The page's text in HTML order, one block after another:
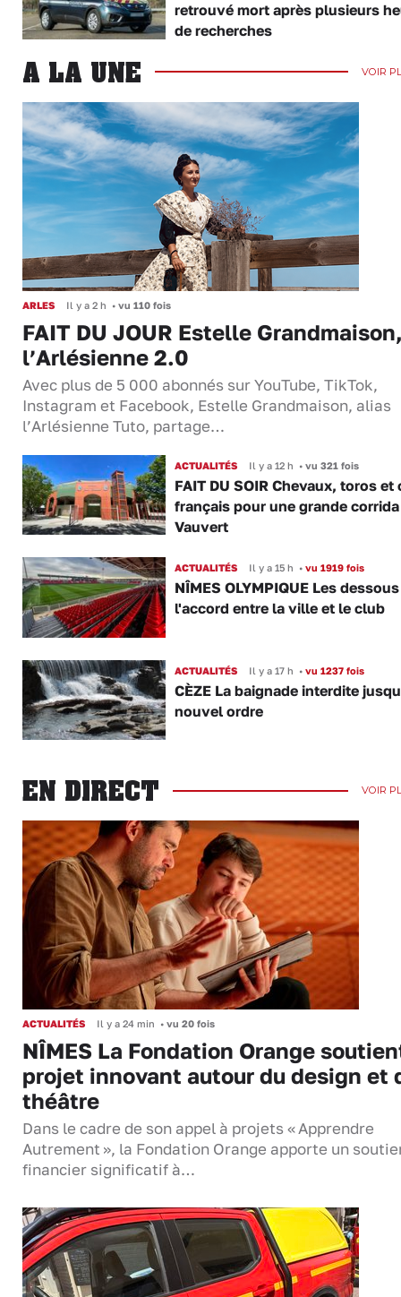
retrouvé mort après plusieurs
de recherches
A LA UNE VOIR
ARLES Il y a 2 h • vu 110 fois
FAIT DU JOUR Estelle
l’Arlésienne 2.0
Avec plus de 5 000 abonnés sur YouTube, TikTok,
Instagram et Facebook, Estelle Grandmaison, alias
l’Arlésienne Tuto, partage…
ACTUALITÉS Il y a 12 h •vu 321 fois
FAIT DU SOIR Chevaux, toros et
français pour une grande corrida
Vauvert
ACTUALITÉS Il y a 15 h •vu 1919 fois
NÎMES OLYMPIQUE Les
l'accord entre la ville et le club
ACTUALITÉS Il y a 17 h •vu 1237 fois
CÈZE La baignade interdite
nouvel ordre
EN DIRECT VOIR
ACTUALITÉS Il y a 24 min • vu 20 fois
NÎMES La Fondation Orange
projet innovant autour du design et
théâtre
Dans le cadre de son appel à projets « Apprendre
Autrement », la Fondation Orange apporte un
financier significatif à…